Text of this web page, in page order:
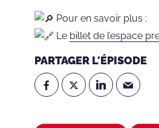
Pour en savoir plus :
Le billet de l’espace
PARTAGER L'ÉPISODE